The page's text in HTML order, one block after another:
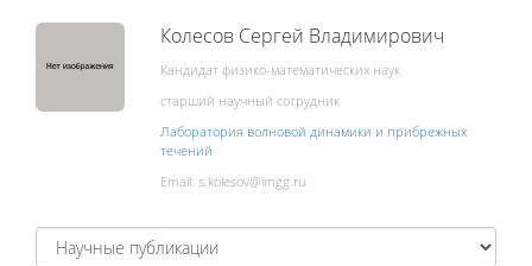
Колесов Сергей Владимирович
Кандидат физико-математических наук
старший научный сотрудник
Лаборатория волновой динамики и прибрежных
течений
Email: